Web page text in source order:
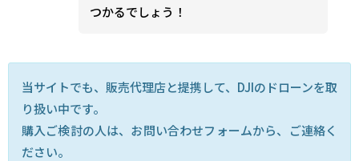
つかるでしょう！
当サイトでも、販売代理店と提携して、DJIのドローンを取
り扱い中です。
購入ご検討の人は、お問い合わせフォームから、ご連絡く
ださい。